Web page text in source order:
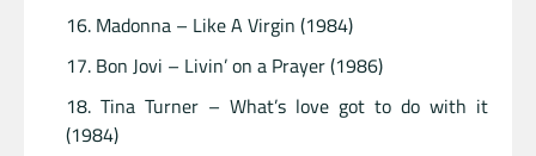
Madonna – Like A Virgin (1984)
Bon Jovi – Livin’ on a Prayer (1986)
Tina Turner – What’s love got to do with it
(1984)